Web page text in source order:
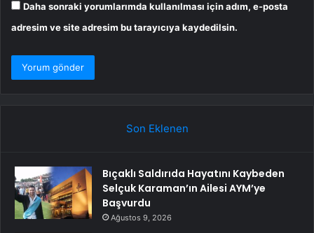
Daha sonraki yorumlarımda kullanılması için adım, e-posta
adresim ve site adresim bu tarayıcıya kaydedilsin.
Son Eklenen
Bıçaklı Saldırıda Hayatını Kaybeden
Selçuk Karaman’ın Ailesi AYM’ye
Başvurdu
Ağustos 9, 2026